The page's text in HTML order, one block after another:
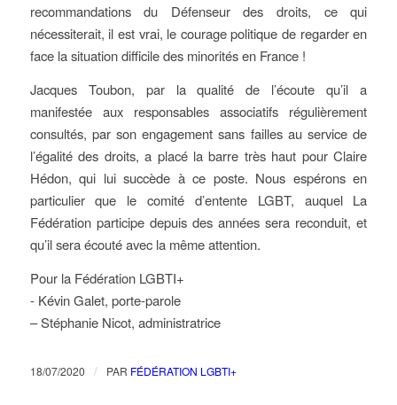
recommandations du Défenseur des droits, ce qui
nécessiterait, il est vrai, le courage politique de regarder en
face la situation difficile des minorités en France !
Jacques Toubon, par la qualité de l’écoute qu’il a
manifestée aux responsables associatifs régulièrement
consultés, par son engagement sans failles au service de
l’égalité des droits, a placé la barre très haut pour Claire
Hédon, qui lui succède à ce poste. Nous espérons en
particulier que le comité d’entente LGBT, auquel La
Fédération participe depuis des années sera reconduit, et
qu’il sera écouté avec la même attention.
Pour la Fédération LGBTI+
​- Kévin Galet​, porte-parole
– Stéphanie Nicot,​ administratrice
18/07/2020 / PAR FÉDÉRATION LGBTI+